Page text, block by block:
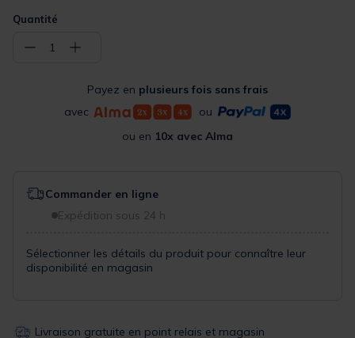
Quantité
− 1 +
Payez en plusieurs fois sans frais
avec
ou
ou en 10x avec Alma
Commander en ligne
Expédition sous 24 h
Sélectionner les détails du produit pour connaître leur
disponibilité en magasin
Livraison gratuite en point relais et magasin